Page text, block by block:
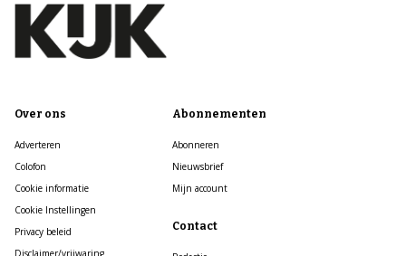
Over ons
Adverteren
Colofon
Cookie informatie
Cookie Instellingen
Privacy beleid
Disclaimer/vrijwaring
Abonnementen
Abonneren
Nieuwsbrief
Mijn account
Contact